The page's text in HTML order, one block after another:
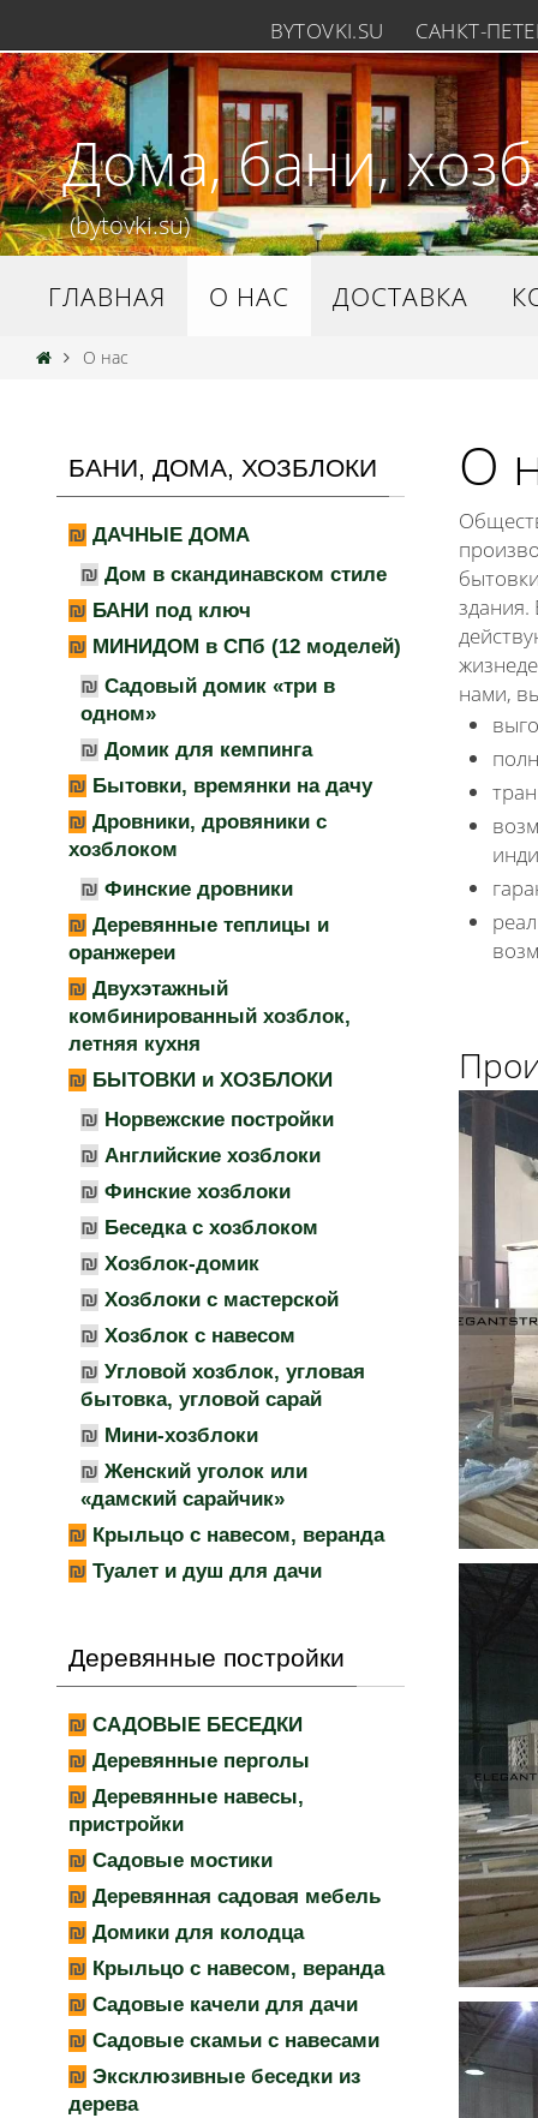
BYTOVKI.SU САНКТ-
Дома, бани,
(bytovki.su)
ГЛАВНАЯ О НАС ДОСТАВКА
О нас
О
здания.
нами,
БАНИ, ДОМА, ХОЗБЛОКИ
ДАЧНЫЕ ДОМА
Дом в скандинавском стиле
БАНИ под ключ
МИНИДОМ в СПб (12 моделей)
Садовый домик «три в
одном»
Домик для кемпинга
Бытовки, времянки на дачу
Дровники, дровяники с
хозблоком
Финские дровники
Деревянные теплицы и
оранжереи
Двухэтажный
комбинированный хозблок,
летняя кухня
БЫТОВКИ и ХОЗБЛОКИ
Норвежские постройки
Английские хозблоки
Финские хозблоки
Беседка с хозблоком
Хозблок-домик
Хозблоки с мастерской
Хозблок с навесом
Угловой хозблок, угловая
бытовка, угловой сарай
Мини-хозблоки
Женский уголок или
«дамский сарайчик»
Крыльцо с навесом, веранда
Туалет и душ для дачи
Деревянные постройки
САДОВЫЕ БЕСЕДКИ
Деревянные перголы
Деревянные навесы,
пристройки
Садовые мостики
Деревянная садовая мебель
Домики для колодца
Крыльцо с навесом, веранда
Садовые качели для дачи
Садовые скамьи с навесами
Эксклюзивные беседки из
дерева